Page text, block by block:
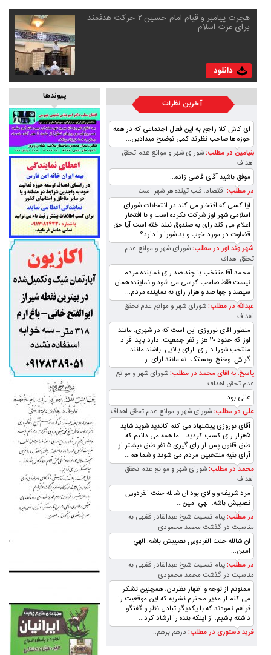
هجرت پیامبر و قیام امام حسین ۲ حرکت هدفمند
برای عزت اسلام
آخرین نظرات
ای کاش کلا راجع به این فعال اجتماعی که در همه
حوزه ها صاحب نظرند کمی توضیح میدادین...
بنیامین در مطلب:شورای شهر و موانع عدم تحقق
اهداف
موفق باشید آقای قاضی زاده...
در مطلب: اقتصاد، قلب تپنده‌ هر شهر است
آیا کسی که افتخار می کند در انتخابات شورای
اسلامی شهر اوز شرکت نکرده است و با افتخار
اعلام می کند رای به صندوق نینداخته است آیا حق
قضاوت در مورد خوب و بد شورا را دارد؟...
شهر وند اوز در مطلب:شورای شهر و موانع عدم
تحقق اهداف
محمد آقا منتخب با چند صد رای نماینده مردم
نیست فقط صاحب کرسی می شود و نماینده همان
سیصد و چها صد و هزار رای نه نماینده مردم...
عبدالله در مطلب:شورای شهر و موانع عدم تحقق
اهداف
منظور اقای نوروزی این است که در شهری. مانند
اوز که حدود ۲۰ هزار نفر جمعیت. دارد باید افراد
منتخب شورا دارای. ارای بالایی. باشند مانند.
گراش. وخنج. وبستک. نه مانند ارای. ر...
پاسخ. به اقای محمد در مطلب:شورای شهر و موانع
عدم تحقق اهداف
عالی بود...
علی در مطلب:شورای شهر و موانع عدم تحقق اهداف
آقای نوروزی پیشنهاد می کنم کاندید شوید شاید
۵هزار رای کسب کردید . اما همه می دانیم که
طبق قانون پس از رای گیری ۵ نفر طبق بیشتر از
آرای بقیه منتخبین مردم می شوند و شما هم...
محمد در مطلب:شورای شهر و موانع عدم تحقق
اهداف
مرد شريف و والاي بود ان شالله جنت الفردوس
نصيبش باشه. الهي امين...
در مطلب:پیام تسلیت شیخ عبدالقادر فقیهی به
مناسبت در گذشت محمد محمودی
ان شالله جنت الفردوس نصيبش باشه. الهي
امين...
در مطلب:پیام تسلیت شیخ عبدالقادر فقیهی به
مناسبت در گذشت محمد محمودی
ممنونم از توجه و اظهار نظرتان، همچنین تشکر
می کنم از مدیر محترم نشریه که این موقعیت را
فراهم نمودند که با یکدیگر تبادل نظر و گفتگو
داشته باشیم. از اینکه بنده را ارشاد کرد...
فرید دستوری در مطلب: درهم برهم..
پیوندها